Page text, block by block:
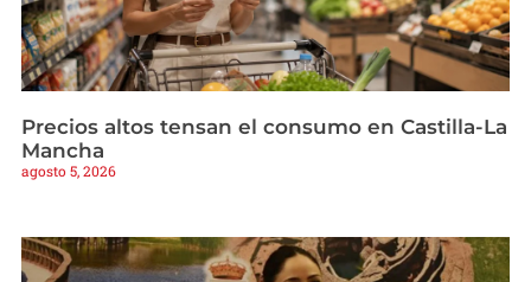
Precios altos tensan el consumo en Castilla-La
Mancha
agosto 5, 2026